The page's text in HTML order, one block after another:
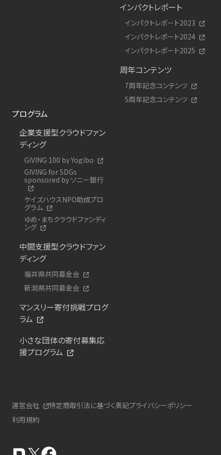
インパクトレポート
インパクトレポート2023
インパクトレポート2024
インパクトレポート2025
周年コンテンツ
7周年記念コンテンツ
5周年記念コンテンツ
プログラム
企業支援型クラウドファン
ディング
GIVING 100 by Yogibo
GIVING for SDGs
sponsored by ソニー銀行
ケイズハウスNPO助成プロ
グラム
ゆめ・まちクラウドファンディ
ング
中間支援型クラウドファン
ディング
福井県共同募金会
新潟県共同募金会
マンスリー寄付挑戦プログ
ラム
小さな団体の寄付募集応
援プログラム
運営会社 特定商取引法に基づく表記プライバシーポリシー
利用規約